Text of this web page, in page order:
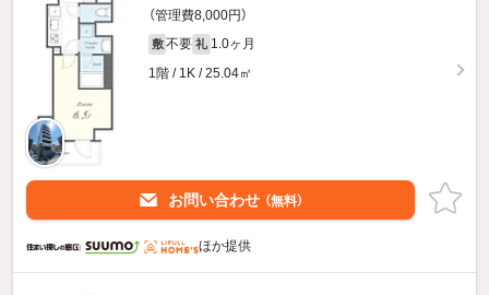
（管理費8,000円）
敷 不要 礼 1.0ヶ月
1階 / 1K / 25.04㎡
お問い合わせ （無料）
ほか提供